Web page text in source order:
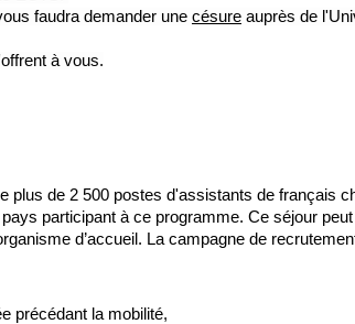
faudra demander une césureauprès de
à vous.
plus de 2 500 postes d'assistants de français
participant à ce programme. Ce séjour
d’accueil. La campagne de
précédant la mobilité,